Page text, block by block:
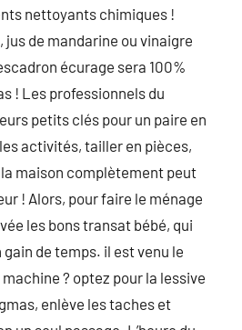
nettoyants chimiques !
de mandarine ou vinaigre
écurage sera 100%
! Les professionnels du
petits clés pour un paire en
activités, tailler en pièces,
maison complètement peut
! Alors, pour faire le ménage
les bons transat bébé, qui
de temps. il est venu le
? optez pour la lessive
enlève les taches et